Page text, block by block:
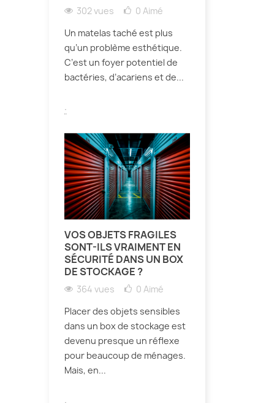
302 vues 0 Aimé
Un matelas taché est plus
qu’un problème esthétique.
C’est un foyer potentiel de
bactéries, d’acariens et de...
VOS OBJETS FRAGILES
SONT-ILS VRAIMENT EN
SÉCURITÉ DANS UN BOX
DE STOCKAGE ?
364 vues 0 Aimé
Placer des objets sensibles
dans un box de stockage est
devenu presque un réflexe
pour beaucoup de ménages.
Mais, en...